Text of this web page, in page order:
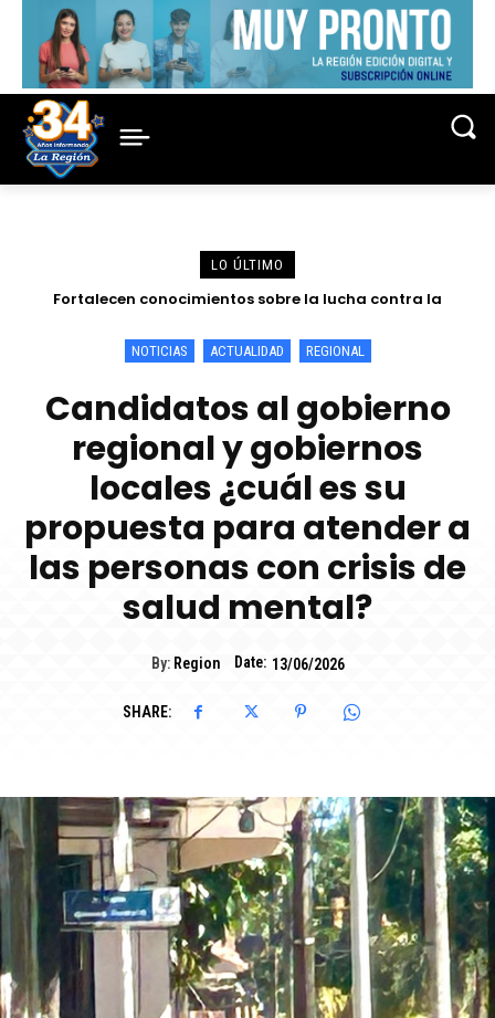
LO ÚLTIMO
Fortalecen conocimientos sobre la lucha contra la
Corte de Loreto
NOTICIAS ACTUALIDAD REGIONAL
Candidatos al gobierno
regional y gobiernos
locales ¿cuál es su
propuesta para atender a
las personas con crisis de
salud mental?
By: Region Date: 13/06/2026
SHARE: